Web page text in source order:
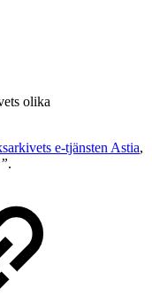
olika
e-tjänsten Astia,
.